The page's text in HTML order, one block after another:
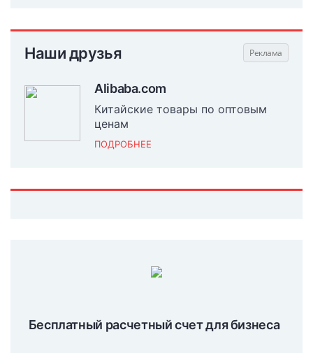
Наши друзья
Alibaba.com
Китайские товары по оптовым
ценам
ПОДРОБНЕЕ
Бесплатный расчетный счет для бизнеса